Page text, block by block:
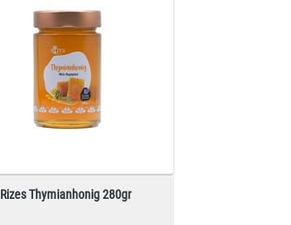
Rizes Thymianhonig 280gr